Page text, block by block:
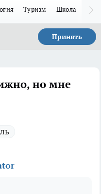
Туризм Школа
Принять
но мне